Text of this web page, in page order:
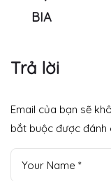
BIA
Trả lời
Email của bạn sẽ
bắt buộc được đánh